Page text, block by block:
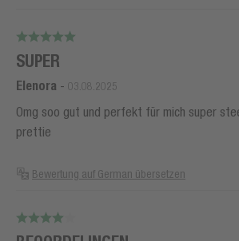
SUPER
Elenora - 03.08.2025
Omg soo gut und perfekt für mich super
prettie
Bewertung auf German übersetzen